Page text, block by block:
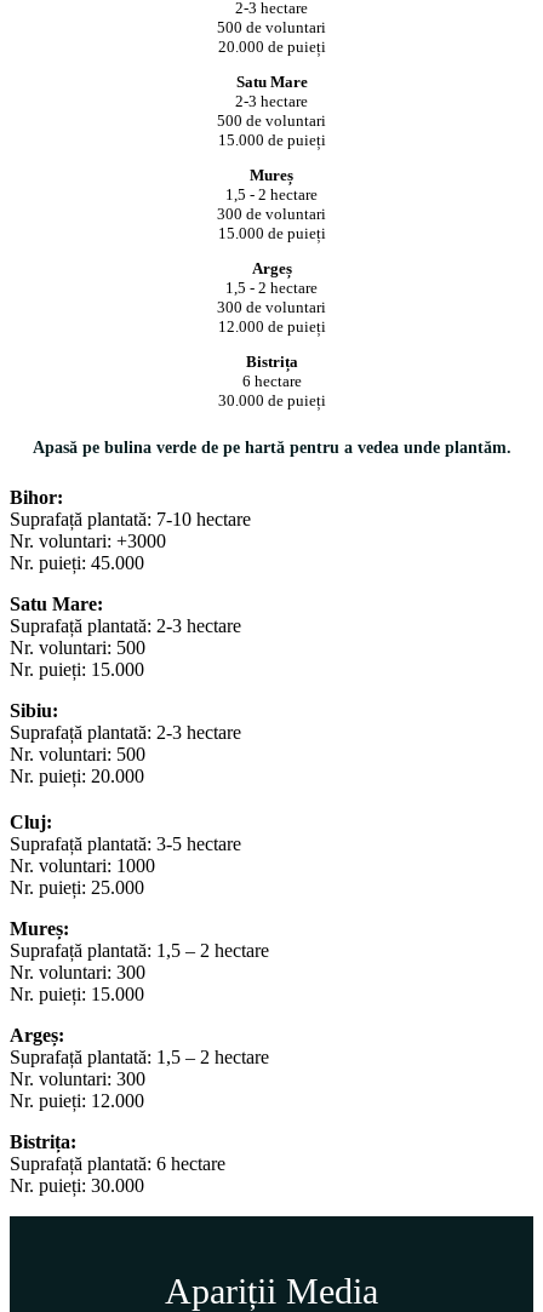
2-3 hectare
500 de voluntari
20.000 de puieți
Satu Mare
2-3 hectare
500 de voluntari
15.000 de puieți
Mureș
1,5 - 2 hectare
300 de voluntari
15.000 de puieți
Argeș
1,5 - 2 hectare
300 de voluntari
12.000 de puieți
Bistrița
6 hectare
30.000 de puieți
Apasă pe bulina verde de pe hartă pentru a vedea unde plantăm.
Bihor:
Suprafață plantată: 7-10 hectare
Nr. voluntari: +3000
Nr. puieți: 45.000
Satu Mare:
Suprafață plantată: 2-3 hectare
Nr. voluntari: 500
Nr. puieți: 15.000
Sibiu:
Suprafață plantată: 2-3 hectare
Nr. voluntari: 500
Nr. puieți: 20.000
Cluj:
Suprafață plantată: 3-5 hectare
Nr. voluntari: 1000
Nr. puieți: 25.000
Mureș:
Suprafață plantată: 1,5 – 2 hectare
Nr. voluntari: 300
Nr. puieți: 15.000
Argeș:
Suprafață plantată: 1,5 – 2 hectare
Nr. voluntari: 300
Nr. puieți: 12.000
Bistrița:
Suprafață plantată: 6 hectare
Nr. puieți: 30.000
Apariții Media